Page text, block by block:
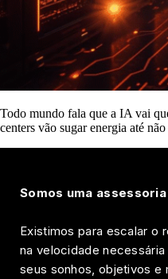
Todo mundo fala que a IA vai
centers vão sugar energia até
Somos uma
Existimos para escalar o
na velocidade
seus sonhos, objetivos e